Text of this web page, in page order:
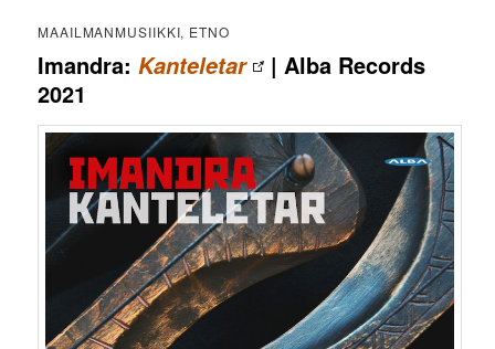
MAAILMANMUSIIKKI, ETNO
Imandra: Kanteletar
| Alba Records
2021